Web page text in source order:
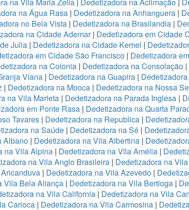
na Água Rasa | Dedetizadora na Anhanguera |
no Bela Vista| Dedetizadora na Brasilandia|
na Cidade Ademar| Dedetizadora em Cidade
Julia | Dedetizadora na Cidade Kemel |
em Cidade São Francisco | Dedetizadora
na Colonia | Dedetizadora na Consolação |
Viana | Dedetizadora na Guapira |
| Dedetizadora na Mooca | Dedetizadora na Nossa
na Vila Marieta | Dedetizadora na Parada Inglesa |
em Ponte Rasa | Dedetizadora na Quarta
Tavares| Dedetizadora na Republica|
na Saúde| Dedetizadora na Sé|
Albano | Dedetizadora na Vila Albertina |
na Vila Alpina | Dedetizadora na Vila Amélia |
na Vila Anglo Brasileira | Dedetizadora na
| Dedetizadora na Vila Azevedo |
Vila Bela Aliança| Dedetizadora na Vila Bertioga|
na Vila California | Dedetizadora na Vila
Carioca| Dedetizadora na Vila Carmosina|